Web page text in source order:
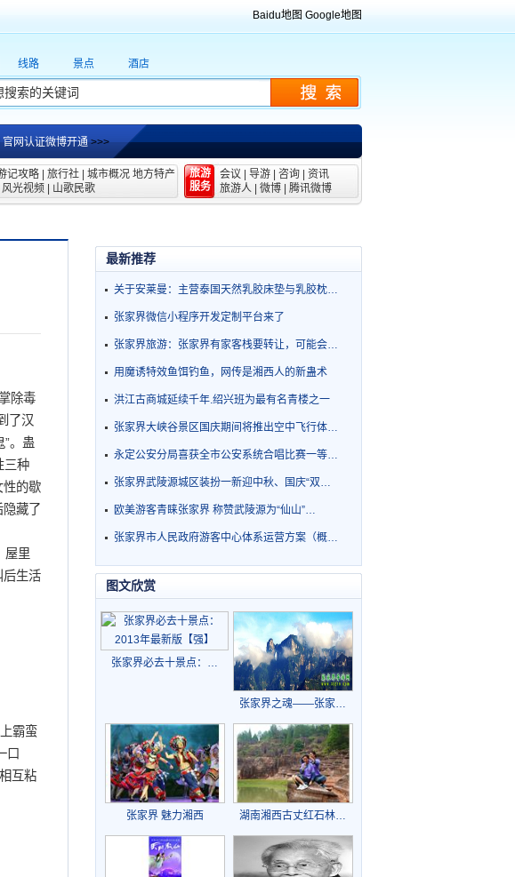
Baidu地图 Google地图
线路 景点 酒店
网认证微博开通>>>
记攻略 旅行社 城市概况 地方特产
风光视频 山歌民歌
旅游
服务
会议 导游 咨询
资讯
旅游人
微博 腾讯微博
除毒
了汉
”。蛊
三种
性的歇
隐藏了
屋里
后生活
霸蛮
口
互粘
最新推荐
关于安莱曼：主营泰国天然乳胶床垫与乳胶枕…
张家界微信小程序开发定制平台来了
张家界旅游：张家界有家客栈要转让，可能会…
用魔诱特效鱼饵钓鱼，网传是湘西人的新蛊术
洪江古商城延续千年.绍兴班为最有名青楼之一
张家界大峡谷景区国庆期间将推出空中飞行体…
永定公安分局喜获全市公安系统合唱比赛一等…
张家界武陵源城区装扮一新迎中秋、国庆“双…
欧美游客青睐张家界 称赞武陵源为“仙山”…
张家界市人民政府游客中心体系运营方案（概…
图文欣赏
张家界必去十景点：…
张家界之魂——张家…
张家界 魅力湘西 湖南湘西古丈红石林…